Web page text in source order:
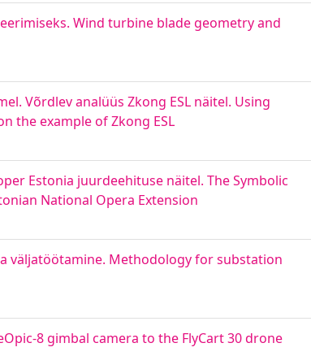
Wind turbine blade geometry and
Võrdlev analüüs Zkong ESL näitel. Using
the example of Zkong ESL
Estonia juurdeehituse näitel. The Symbolic
National Opera Extension
väljatöötamine. Methodology for substation
8 gimbal camera to the FlyCart 30 drone